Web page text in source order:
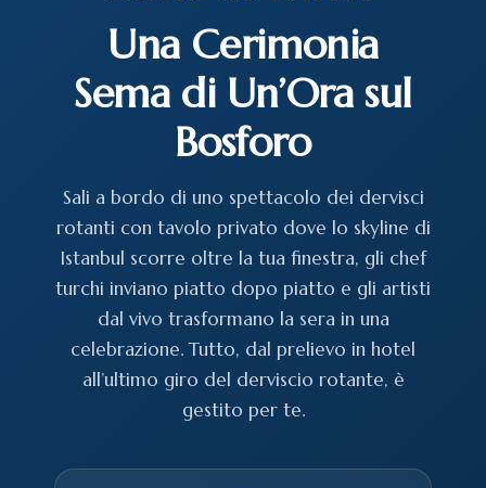
Una Cerimonia
Sema di Un’Ora sul
Bosforo
Sali a bordo di uno spettacolo dei dervisci
rotanti con tavolo privato dove lo skyline di
Istanbul scorre oltre la tua finestra, gli chef
turchi inviano piatto dopo piatto e gli artisti
dal vivo trasformano la sera in una
celebrazione. Tutto, dal prelievo in hotel
all’ultimo giro del derviscio rotante, è
gestito per te.